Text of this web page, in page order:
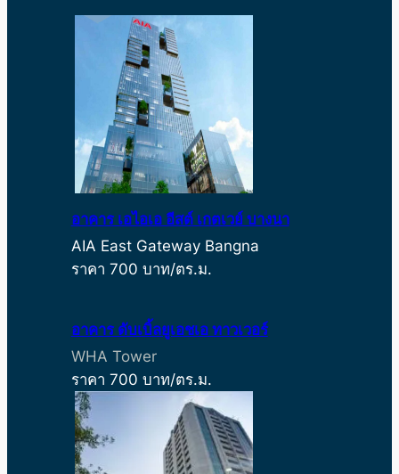
อาคาร เอไอเอ อีสต์ เกตเวย์ บางนา
AIA East Gateway Bangna
ราคา 700 บาท/ตร.ม.
อาคาร ดับเบิ้ลยูเอชเอ ทาวเวอร์
WHA Tower
ราคา 700 บาท/ตร.ม.